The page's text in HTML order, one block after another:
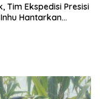
Tim Ekspedisi Presisi
Hantarkan